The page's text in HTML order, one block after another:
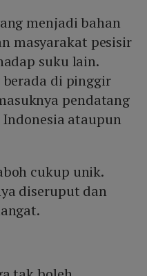
menjadi bahan
masyarakat pesisir
suku lain.
berada di pinggir
pendatang
ataupun
cukup unik.
diseruput dan